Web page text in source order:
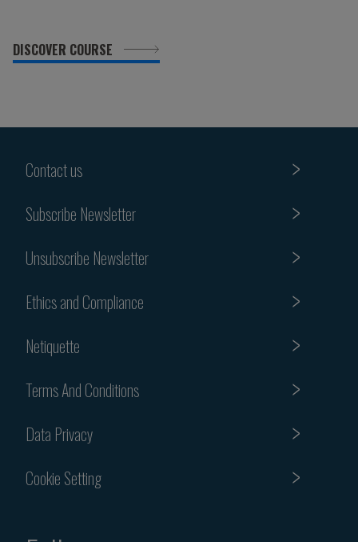
DISCOVER COURSE
Contact us
Subscribe Newsletter
Unsubscribe Newsletter
Ethics and Compliance
Netiquette
Terms And Conditions
Data Privacy
Cookie Setting